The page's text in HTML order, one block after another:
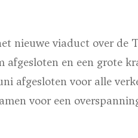
nieuwe viaduct over de
afgesloten en een grote
afgesloten voor alle
voor een